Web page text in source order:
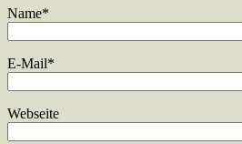
Name*
E-Mail*
Webseite